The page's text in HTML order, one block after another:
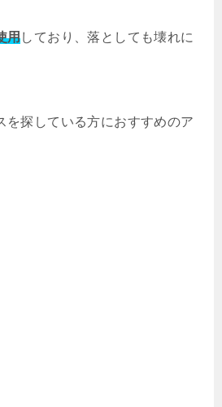
用しており、落としても壊れに
を探している方におすすめのア